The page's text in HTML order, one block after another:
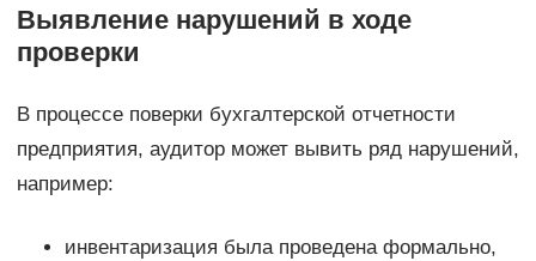
Выявление нарушений в ходе
проверки
В процессе поверки бухгалтерской отчетности
предприятия, аудитор может вывить ряд нарушений,
например:
инвентаризация была проведена формально,